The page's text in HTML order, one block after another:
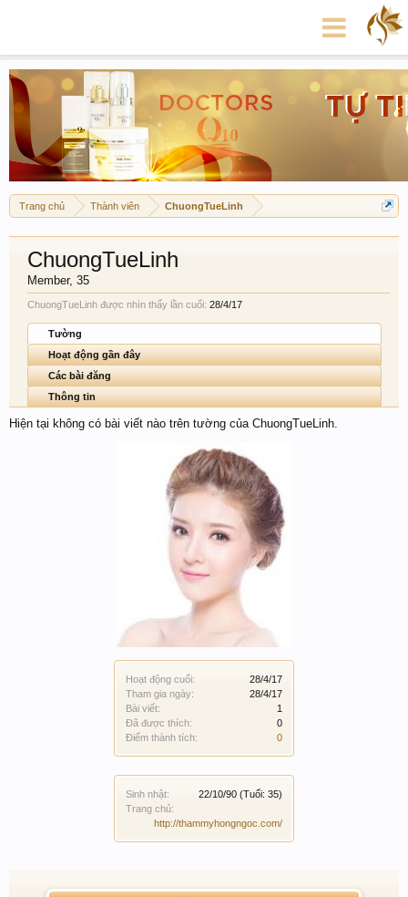
Trang chủ Thành viên ChuongTueLinh
Hoạt động cuối:
28/4/17
Tham gia ngày:
28/4/17
Bài viết:
1
Đã được thích:
0
Điểm thành tích:
0
Sinh nhật: 22/10/90 (Tuổi: 35)
Trang chủ:
http://thammyhongngoc.com/
ChuongTueLinh
Member, 35
ChuongTueLinh được nhìn thấy lần cuối: 28/4/17
Tường
Hoạt động gần đây
Các bài đăng
Thông tin
Hiện tại không có bài viết nào trên tường của ChuongTueLinh.